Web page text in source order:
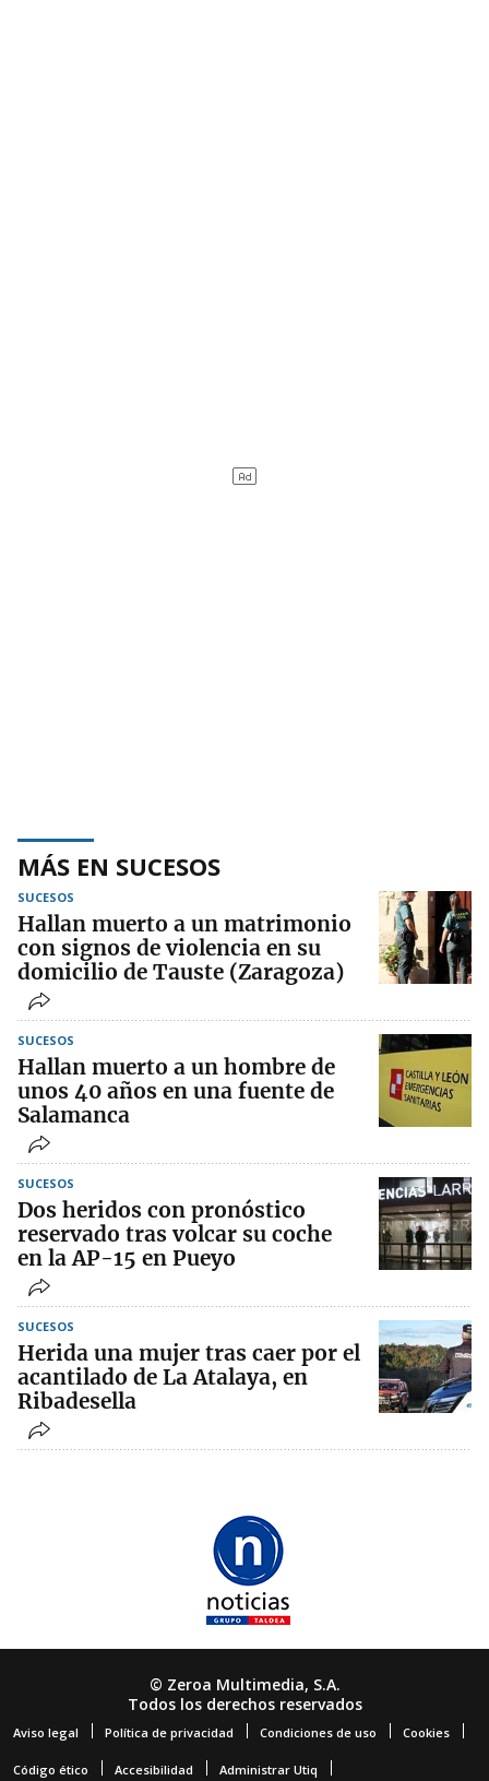
MÁS EN SUCESOS
SUCESOS
Hallan muerto a un matrimonio
con signos de violencia en su
domicilio de Tauste (Zaragoza)
SUCESOS
Hallan muerto a un hombre de
unos 40 años en una fuente de
Salamanca
SUCESOS
Dos heridos con pronóstico
reservado tras volcar su coche
en la AP-15 en Pueyo
SUCESOS
Herida una mujer tras caer por el
acantilado de La Atalaya, en
Ribadesella
© Zeroa Multimedia, S.A.
Todos los derechos reservados
Aviso legal Política de privacidad Condiciones de uso Cookies
Código ético Accesibilidad Administrar Utiq